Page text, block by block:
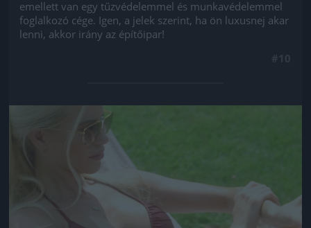
emellett van egy tűzvédelemmel és munkavédelemmel
foglalkozó cége. Igen, a jelek szerint, ha ön luxusnej akar
lenni, akkor irány az építőipar!
Jön még kép!